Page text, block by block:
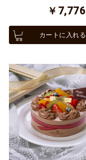
￥7,776
カートに入れる